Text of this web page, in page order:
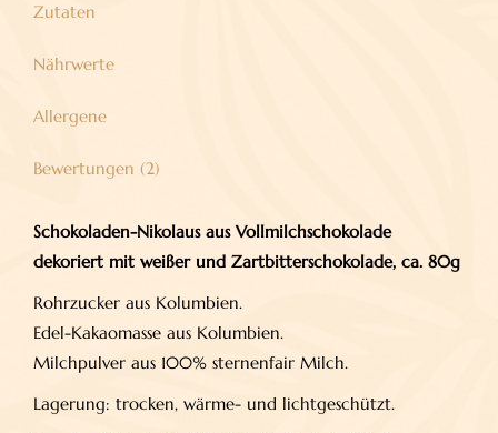
Zutaten
Nährwerte
Allergene
Bewertungen (2)
Schokoladen-Nikolaus aus Vollmilchschokolade
dekoriert mit weißer und Zartbitterschokolade, ca. 80g
Rohrzucker aus Kolumbien.
Edel-Kakaomasse aus Kolumbien.
Milchpulver aus 100% sternenfair Milch.
Lagerung: trocken, wärme- und lichtgeschützt.